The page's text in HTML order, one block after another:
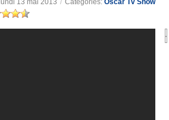
lundi 13 mai 2013 / Categories:Oscar Tv Show